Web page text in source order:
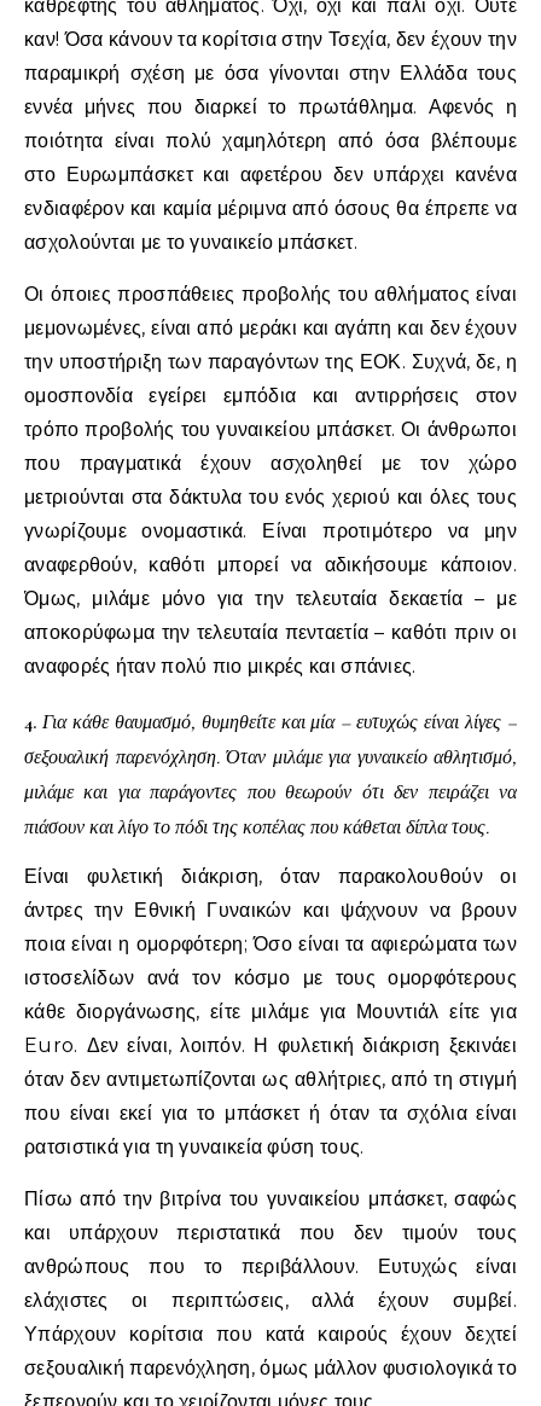
καθρέφτης του αθλήματος. Όχι, όχι και πάλι όχι. Ούτε
καν! Όσα κάνουν τα κορίτσια στην Τσεχία, δεν έχουν την
παραμικρή σχέση με όσα γίνονται στην Ελλάδα τους
εννέα μήνες που διαρκεί το πρωτάθλημα. Αφενός η
ποιότητα είναι πολύ χαμηλότερη από όσα βλέπουμε
στο Ευρωμπάσκετ και αφετέρου δεν υπάρχει κανένα
ενδιαφέρον και καμία μέριμνα από όσους θα έπρεπε να
ασχολούνται με το γυναικείο μπάσκετ.
Οι όποιες προσπάθειες προβολής του αθλήματος είναι
μεμονωμένες, είναι από μεράκι και αγάπη και δεν έχουν
την υποστήριξη των παραγόντων της ΕΟΚ. Συχνά, δε, η
ομοσπονδία εγείρει εμπόδια και αντιρρήσεις στον
τρόπο προβολής του γυναικείου μπάσκετ. Οι άνθρωποι
που πραγματικά έχουν ασχοληθεί με τον χώρο
μετριούνται στα δάκτυλα του ενός χεριού και όλες τους
γνωρίζουμε ονομαστικά. Είναι προτιμότερο να μην
αναφερθούν, καθότι μπορεί να αδικήσουμε κάποιον.
Όμως, μιλάμε μόνο για την τελευταία δεκαετία – με
αποκορύφωμα την τελευταία πενταετία – καθότι πριν οι
αναφορές ήταν πολύ πιο μικρές και σπάνιες.
4. Για κάθε θαυμασμό, θυμηθείτε και μία – ευτυχώς είναι λίγες –
σεξουαλική παρενόχληση. Όταν μιλάμε για γυναικείο αθλητισμό,
μιλάμε και για παράγοντες που θεωρούν ότι δεν πειράζει να
πιάσουν και λίγο το πόδι της κοπέλας που κάθεται δίπλα τους.
Είναι φυλετική διάκριση, όταν παρακολουθούν οι
άντρες την Εθνική Γυναικών και ψάχνουν να βρουν
ποια είναι η ομορφότερη; Όσο είναι τα αφιερώματα των
ιστοσελίδων ανά τον κόσμο με τους ομορφότερους
κάθε διοργάνωσης, είτε μιλάμε για Μουντιάλ είτε για
Euro. Δεν είναι, λοιπόν. Η φυλετική διάκριση ξεκινάει
όταν δεν αντιμετωπίζονται ως αθλήτριες, από τη στιγμή
που είναι εκεί για το μπάσκετ ή όταν τα σχόλια είναι
ρατσιστικά για τη γυναικεία φύση τους.
Πίσω από την βιτρίνα του γυναικείου μπάσκετ, σαφώς
και υπάρχουν περιστατικά που δεν τιμούν τους
ανθρώπους που το περιβάλλουν. Ευτυχώς είναι
ελάχιστες οι περιπτώσεις, αλλά έχουν συμβεί.
Υπάρχουν κορίτσια που κατά καιρούς έχουν δεχτεί
σεξουαλική παρενόχληση, όμως μάλλον φυσιολογικά το